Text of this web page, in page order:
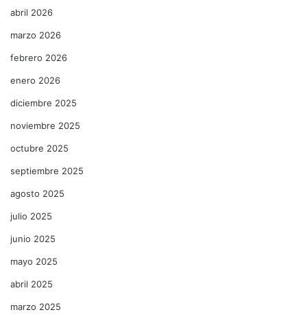
abril 2026
marzo 2026
febrero 2026
enero 2026
diciembre 2025
noviembre 2025
octubre 2025
septiembre 2025
agosto 2025
julio 2025
junio 2025
mayo 2025
abril 2025
marzo 2025